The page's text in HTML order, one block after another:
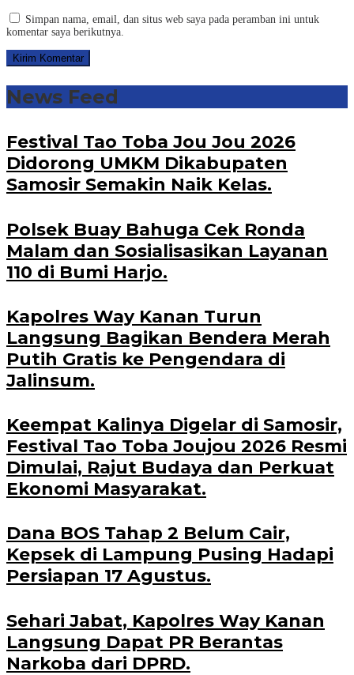
Simpan nama, email, dan situs web saya pada peramban ini untuk
komentar saya berikutnya.
News Feed
Festival Tao Toba Jou Jou 2026
Didorong UMKM Dikabupaten
Samosir Semakin Naik Kelas.
Polsek Buay Bahuga Cek Ronda
Malam dan Sosialisasikan Layanan
110 di Bumi Harjo.
Kapolres Way Kanan Turun
Langsung Bagikan Bendera Merah
Putih Gratis ke Pengendara di
Jalinsum.
Keempat Kalinya Digelar di Samosir,
Festival Tao Toba Joujou 2026 Resmi
Dimulai, Rajut Budaya dan Perkuat
Ekonomi Masyarakat.
Dana BOS Tahap 2 Belum Cair,
Kepsek di Lampung Pusing Hadapi
Persiapan 17 Agustus.
Sehari Jabat, Kapolres Way Kanan
Langsung Dapat PR Berantas
Narkoba dari DPRD.